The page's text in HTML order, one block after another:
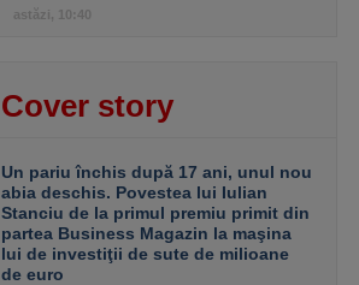
astăzi, 10:40
Cover story
Un pariu închis după 17 ani, unul nou
abia deschis. Povestea lui Iulian
Stanciu de la primul premiu primit din
partea Business Magazin la maşina
lui de investiţii de sute de milioane
de euro